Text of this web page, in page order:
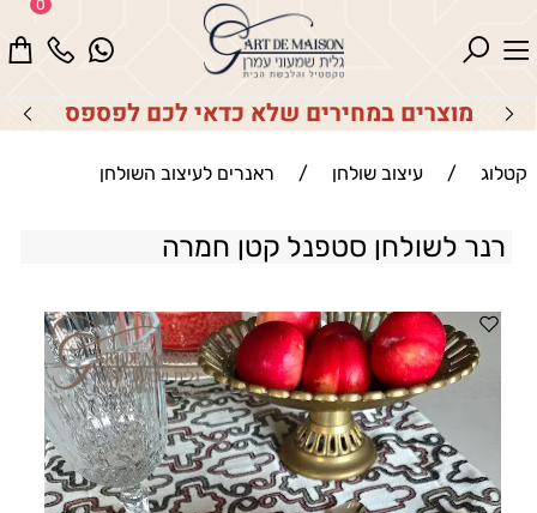
מוצרים במחירים שלא כדאי לכם לפספס
0
קטלוג / עיצוב שולחן / ראנרים לעיצוב השולחן
רנר לשולחן סטפנל קטן חמרה